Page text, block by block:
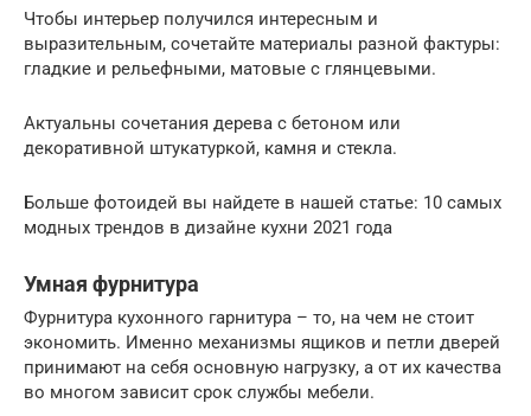
Чтобы интерьер получился интересным и
выразительным, сочетайте материалы разной фактуры:
гладкие и рельефными, матовые с глянцевыми.
Актуальны сочетания дерева с бетоном или
декоративной штукатуркой, камня и стекла.
Больше фотоидей вы найдете в нашей статье: 10 самых
модных трендов в дизайне кухни 2021 года
Умная фурнитура
Фурнитура кухонного гарнитура – то, на чем не стоит
экономить. Именно механизмы ящиков и петли дверей
принимают на себя основную нагрузку, а от их качества
во многом зависит срок службы мебели.